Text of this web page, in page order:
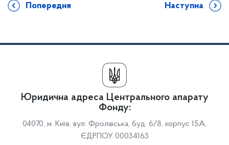
Попередня Наступна
Юридична адреса Центрального апарату
Фонду:
04070, м. Київ, вул. Фролівська, буд. 6/8, корпус 15А,
ЄДРПОУ 00034163